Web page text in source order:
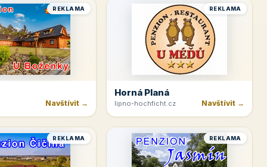
REKLAMA
Navštívit →
REKLAMA
Horná Planá
lipno-hochficht.cz Navštívit →
REKLAMA REKLAMA